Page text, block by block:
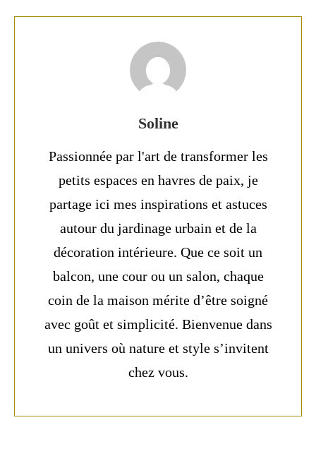
Soline
Passionnée par l'art de transformer les
petits espaces en havres de paix, je
partage ici mes inspirations et astuces
autour du jardinage urbain et de la
décoration intérieure. Que ce soit un
balcon, une cour ou un salon, chaque
coin de la maison mérite d’être soigné
avec goût et simplicité. Bienvenue dans
un univers où nature et style s’invitent
chez vous.